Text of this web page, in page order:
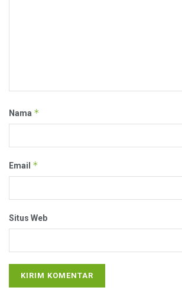
Nama *
Email *
Situs Web